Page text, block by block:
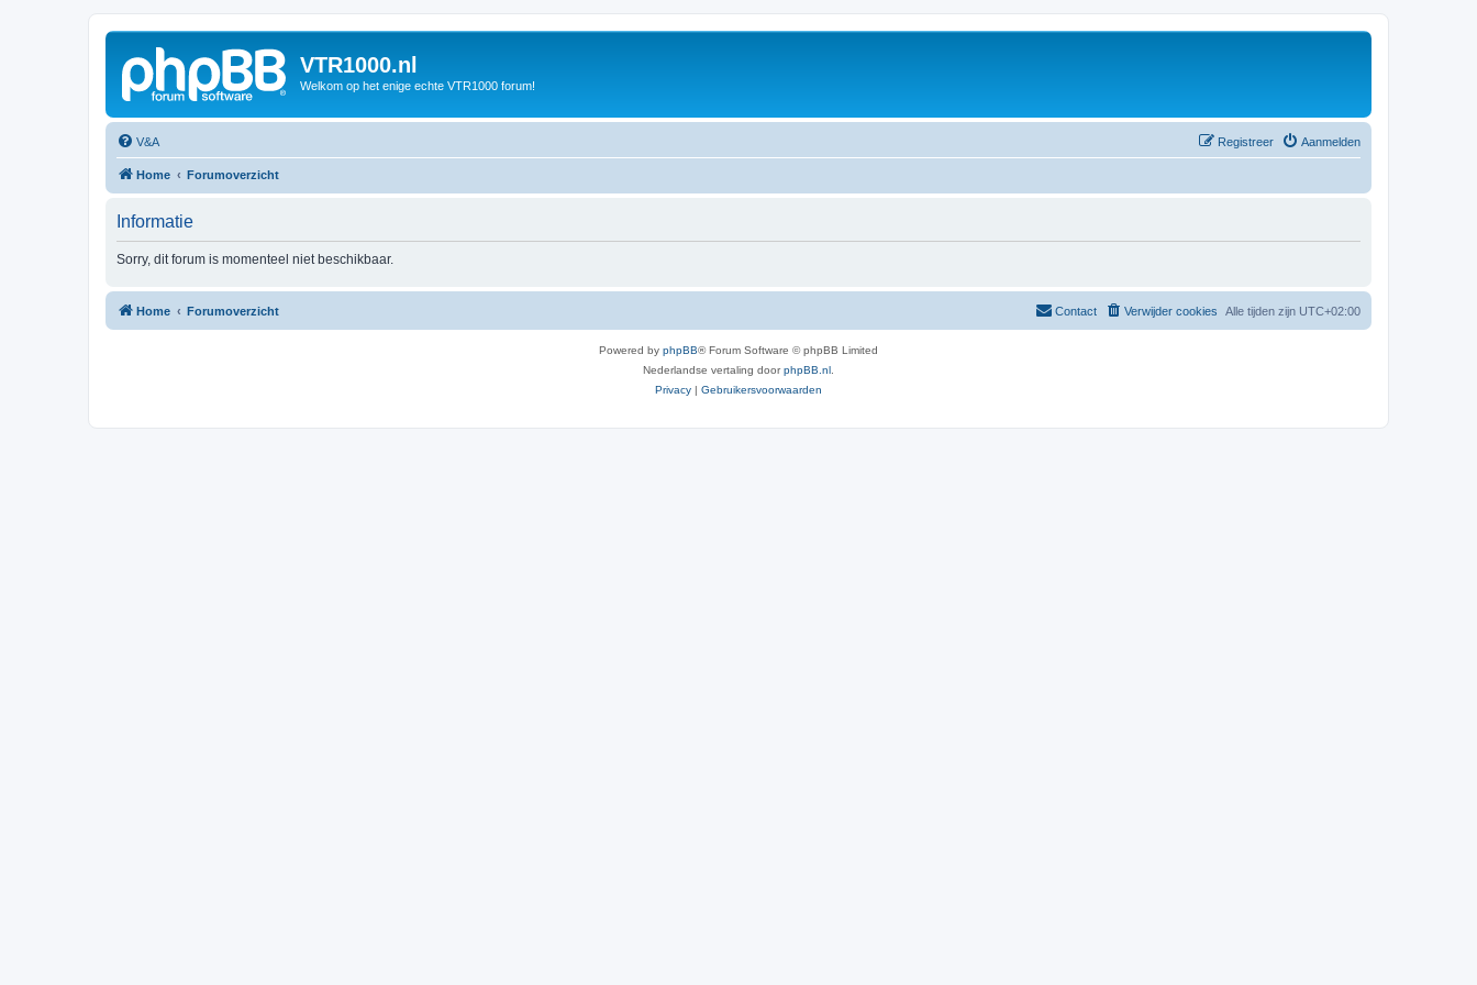
VTR1000.nl
Welkom op het enige echte VTR1000 forum!
V&A Aanmelden
Registreer
Home Forumoverzicht
Informatie
Sorry, dit forum is momenteel niet beschikbaar.
Home Forumoverzicht Alle tijden zijn UTC+02:00
Verwijder cookies
Contact
Powered by phpBB® Forum Software © phpBB Limited
Nederlandse vertaling doorphpBB.nl
Privacy | Gebruikersvoorwaarden